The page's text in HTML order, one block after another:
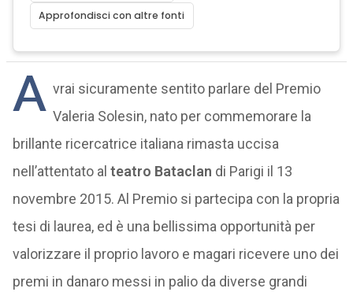
Approfondisci con altre fonti
A vrai sicuramente sentito parlare del Premio
Valeria Solesin, nato per commemorare la
brillante ricercatrice italiana rimasta uccisa
nell’attentato al teatro Bataclan di Parigi il 13
novembre 2015. Al Premio si partecipa con la propria
tesi di laurea, ed è una bellissima opportunità per
valorizzare il proprio lavoro e magari ricevere uno dei
premi in danaro messi in palio da diverse grandi